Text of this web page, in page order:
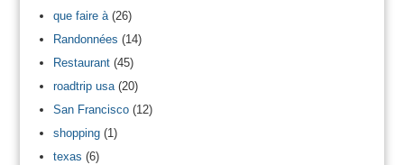
que faire à(26)
Randonnées (14)
Restaurant(45)
roadtrip usa(20)
San Francisco(12)
shopping(1)
texas (6)